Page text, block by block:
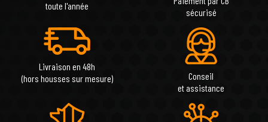
toute l'année
sécurisé
Livraison en 48h
(hors housses sur mesure)
Conseil
et assistance